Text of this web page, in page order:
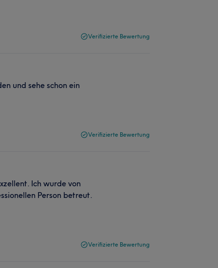
Verifizierte Bewertung
und sehe schon ein
Verifizierte Bewertung
Ich wurde von
Person betreut.
Verifizierte Bewertung